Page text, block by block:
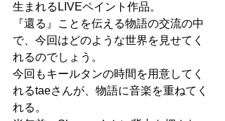
生まれるLIVEペイント作品。
『還る』ことを伝える物語の交流の中
で、今回はどのような世界を見せてく
れるのでしょう。
今回もキールタンの時間を用意してく
れるtaeさんが、物語に音楽を重ねてく
れる。